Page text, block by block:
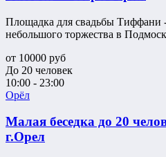
Площадка для свадьбы Тиффани
небольшого торжества в
от 10000 руб
До 20 человек
10:00 - 23:00
Орёл
Малая беседка до 20
г.Орел